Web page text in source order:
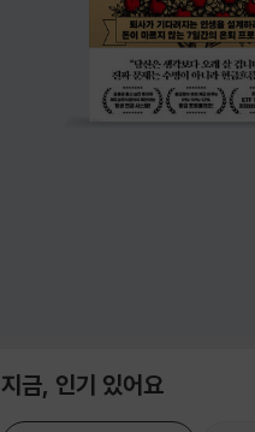
지금, 인기 있어요